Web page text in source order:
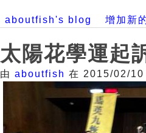
aboutfish's blog 增加新
太陽花學運起
由 aboutfish 在 2015/02/10